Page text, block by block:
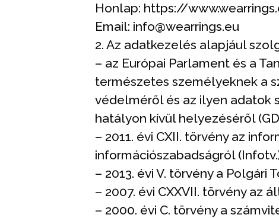
Honlap: https://
Email: info@wearrings.eu
2. Az adatkezelés alapjául
– az Európai Parlament és a
természetes személyeknek a
védelméről és az ilyen adatok
hatályon kívül helyezéséről
– 2011. évi CXII. törvény az
információszabadságról
– 2013. évi V. törvény a Polgári
– 2007. évi CXXVII. törvény az
– 2000. évi C. törvény a